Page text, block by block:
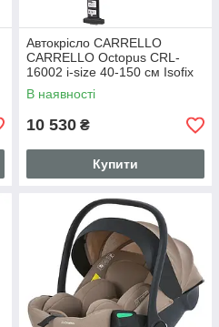
Автокрісло CARRELLO
CARRELLO Octopus CRL-
16002 i-size 40-150 см Isofix
Sandstone Beig, поворот,
опорна стійка
В наявності
10 530 ₴
Купити